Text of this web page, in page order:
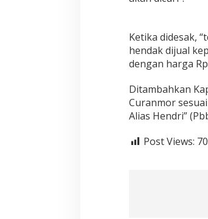
Ketika didesak,
hendak dijual
dengan harga
Ditambahkan
Curanmor
Alias Hendri”
Post Views: